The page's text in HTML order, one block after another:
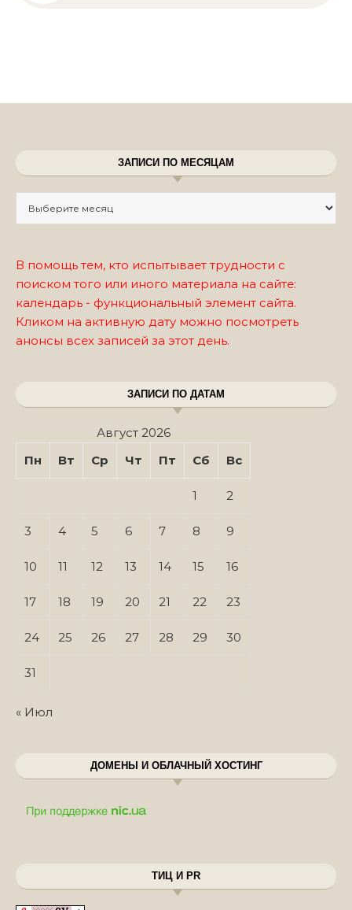
ЗАПИСИ ПО МЕСЯЦАМ
В помощь тем, кто испытывает трудности с
поиском того или иного материала на сайте:
календарь - функциональный элемент сайта.
Кликом на активную дату можно посмотреть
анонсы всех записей за этот день.
ЗАПИСИ ПО ДАТАМ
Август 2026
Пн
Вт Ср Чт Пт Сб Вс
1 2
3 4 5 6 7 8 9
10 11 12 13 14 15 16
17 18 19 20 21 22 23
24 25 26 27 28 29 30
31
« Июл
ДОМЕНЫ И ОБЛАЧНЫЙ ХОСТИНГ
ТИЦ И PR